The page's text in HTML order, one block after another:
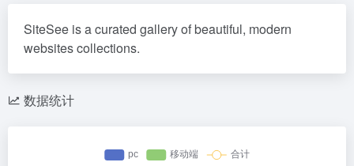
SiteSee is a curated gallery of beautiful, modern
websites collections.
数据统计